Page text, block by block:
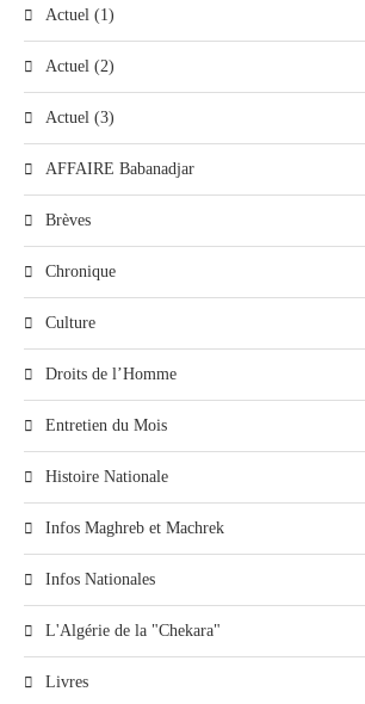
Actuel (1)
Actuel (2)
Actuel (3)
AFFAIRE Babanadjar
Brèves
Chronique
Culture
Droits de l’Homme
Entretien du Mois
Histoire Nationale
Infos Maghreb et Machrek
Infos Nationales
L'Algérie de la "Chekara"
Livres